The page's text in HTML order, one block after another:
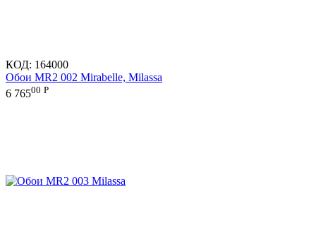
КОД: 164000
Обои MR2 002 Mirabelle, Milassa
6 76500 Р